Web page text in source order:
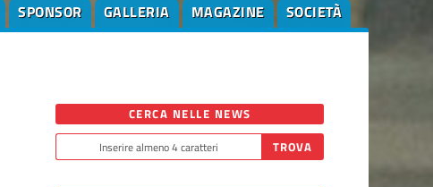
SPONSOR GALLERIA MAGAZINE SOCIETÀ
CERCA NELLE NEWS